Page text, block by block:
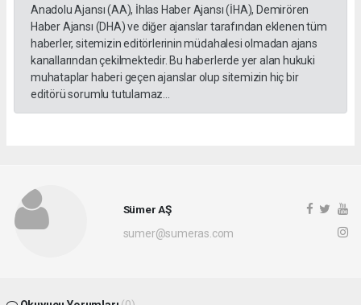
Anadolu Ajansı (AA), İhlas Haber Ajansı (İHA), Demirören
Haber Ajansı (DHA) ve diğer ajanslar tarafından eklenen tüm
haberler, sitemizin editörlerinin müdahalesi olmadan ajans
kanallarından çekilmektedir. Bu haberlerde yer alan hukuki
muhataplar haberi geçen ajanslar olup sitemizin hiç bir
editörü sorumlu tutulamaz...
Sümer AŞ
sumer@sumeras.com